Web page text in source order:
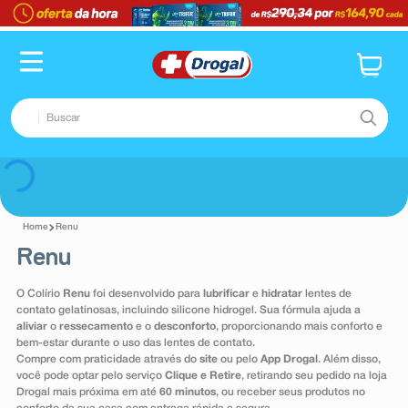
Buscar
TERMOS MAIS BUSCADOS
pampers confort sec max
3º dipirona
4º lenço umedecido
5º tadalafila
6º minoxidil
7º desodorante
Renu
Renu
O Colírio Renufoi desenvolvido para lubrificare hidratarlentes de
contato gelatinosas, incluindo silicone hidrogel. Sua fórmula ajuda a
aliviaro ressecamentoe o desconforto, proporcionando mais conforto e
bem-estar durante o uso das lentes de contato.
Compre com praticidade através do siteou pelo App Drogal . Além disso,
você pode optar pelo serviço Clique e Retire, retirando seu pedido na loja
Drogal mais próxima em até 60 minutos, ou receber seus produtos no